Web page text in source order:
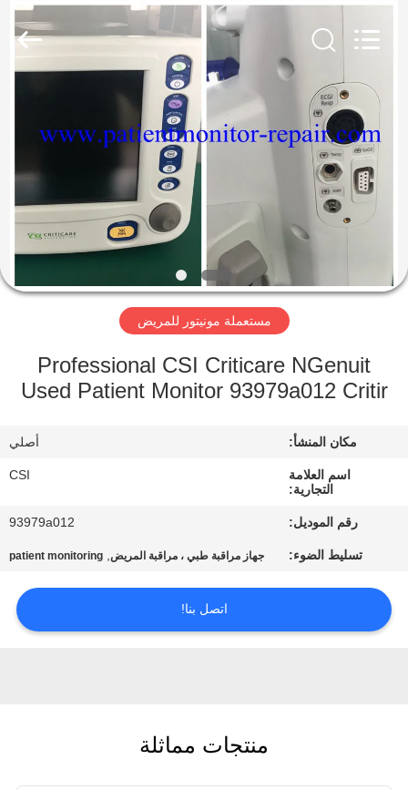
المنزل
المنتجات
فيديوهات
حولنا
المصنع
مراقبة
الجودة
اتصل
اطلب
Equipment
Service
Co.,Ltd.
Reserved.
مستعملة مونيتور للمريض
Professional CSI Criticare NGenuit
Used Patient Monitor 93979a012 Critir
مكان المنشأ: أصلي
اسم العلامة
التجارية:
CSI
رقم الموديل: 93979a012
تسليط الضوء: جهاز مراقبة طبي ، مراقبة المريض,
patient monitoring
اتصل بنا!
منتجات مماثلة